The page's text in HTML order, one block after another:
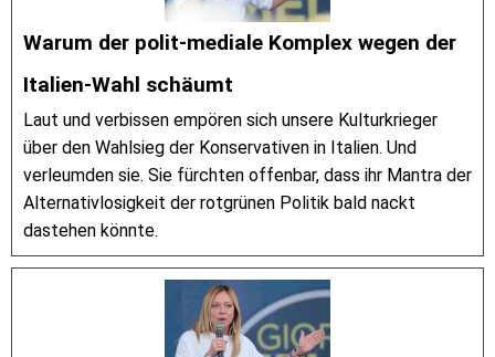
Warum der polit-mediale Komplex wegen der
Italien-Wahl schäumt
Laut und verbissen empören sich unsere Kulturkrieger
über den Wahlsieg der Konservativen in Italien. Und
verleumden sie. Sie fürchten offenbar, dass ihr Mantra der
Alternativlosigkeit der rotgrünen Politik bald nackt
dastehen könnte.